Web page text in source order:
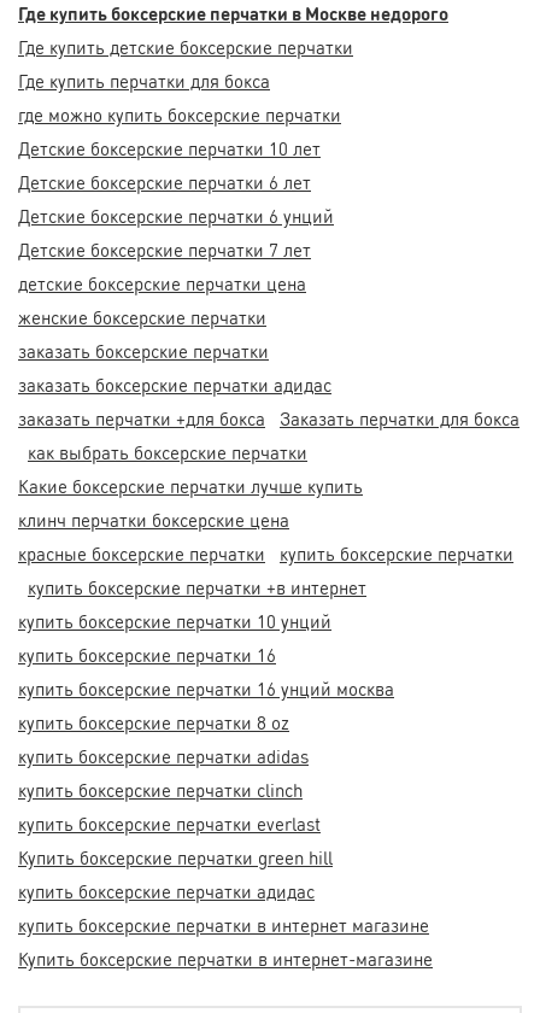
Где купить боксерские перчатки в Москве недорого
Где купить детские боксерские перчатки
Где купить перчатки для бокса
где можно купить боксерские перчатки
Детские боксерские перчатки 10 лет
Детские боксерские перчатки 6 лет
Детские боксерские перчатки 6 унций
Детские боксерские перчатки 7 лет
детские боксерские перчатки цена
женские боксерские перчатки
заказать боксерские перчатки
заказать боксерские перчатки адидас
заказать перчатки +для бокса
Заказать перчатки для бокса
как выбрать боксерские перчатки
Какие боксерские перчатки лучше купить
клинч перчатки боксерские цена
красные боксерские перчатки
купить боксерские перчатки
купить боксерские перчатки +в интернет
купить боксерские перчатки 10 унций
купить боксерские перчатки 16
купить боксерские перчатки 16 унций москва
купить боксерские перчатки 8 oz
купить боксерские перчатки adidas
купить боксерские перчатки clinch
купить боксерские перчатки everlast
Купить боксерские перчатки green hill
купить боксерские перчатки адидас
купить боксерские перчатки в интернет магазине
Купить боксерские перчатки в интернет-магазине